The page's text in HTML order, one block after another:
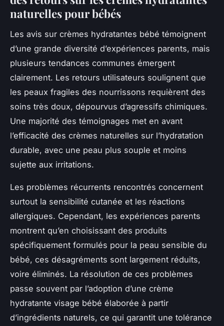
naturelles pour bébés
Les avis sur crèmes hydratantes bébé témoignent
d’une grande diversité d’expériences parents, mais
plusieurs tendances communes émergent
clairement. Les retours utilisateurs soulignent que
les peaux fragiles des nourrissons requièrent des
soins très doux, dépourvus d’agressifs chimiques.
Une majorité des témoignages met en avant
l’efficacité des crèmes naturelles sur l’hydratation
durable, avec une peau plus souple et moins
sujette aux irritations.
Les problèmes récurrents rencontrés concernent
surtout la sensibilité cutanée et les réactions
allergiques. Cependant, les expériences parents
montrent qu’en choisissant des produits
spécifiquement formulés pour la peau sensible du
bébé, ces désagréments sont largement réduits,
voire éliminés. La résolution de ces problèmes
passe souvent par l’adoption d’une crème
hydratante visage bébé élaborée à partir
d’ingrédients naturels, ce qui garantit une tolérance